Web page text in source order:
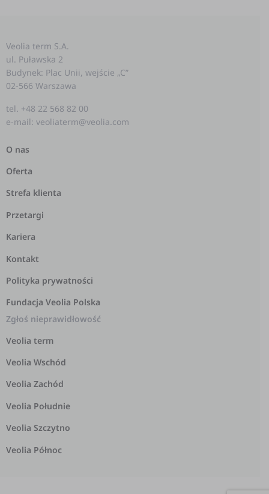
Veolia term S.A.
ul. Puławska 2
Budynek: Plac Unii, wejście „C”
02-566 Warszawa
tel. +48 22 568 82 00
e-mail: veoliaterm@veolia.com
O nas
Oferta
Strefa klienta
Przetargi
Kariera
Kontakt
Polityka prywatności
Fundacja Veolia Polska
Zgłoś nieprawidłowość
Veolia term
Veolia Wschód
Veolia Zachód
Veolia Południe
Veolia Szczytno
Veolia Północ